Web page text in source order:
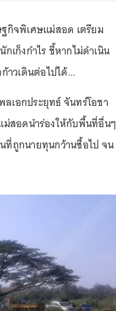
กิจพิเศษแม่สอด เตรียม
เก็งกำไร ชี้หากไม่ดำเนิน
าวเดินต่อไปได้...
เอกประยุทธ์ จันทร์โอชา
ม่สอดนำร่องให้กับพื้นที่อื่นๆ
ที่ถูกนายทุนกว้านซื้อไป จน